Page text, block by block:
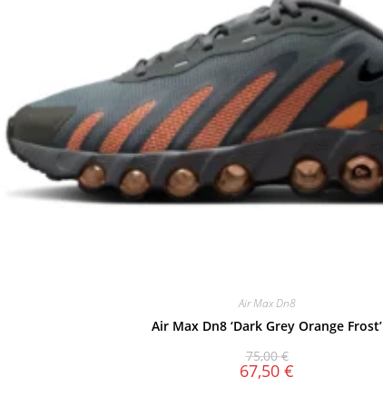
Air Max Dn8
Air Max Dn8 ‘Dark Grey Orange Frost’
75,00€
67,50 €